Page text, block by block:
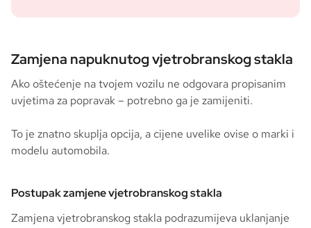
Zamjena napuknutog vjetrobranskog stakla
Ako oštećenje na tvojem vozilu ne odgovara propisanim
uvjetima za popravak – potrebno ga je zamijeniti.
To je znatno skuplja opcija, a cijene uvelike ovise o marki i
modelu automobila.
Postupak zamjene vjetrobranskog stakla
Zamjena vjetrobranskog stakla podrazumijeva uklanjanje